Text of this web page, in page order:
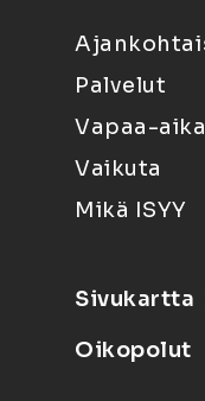
Palvelut
Vapaa-aika
Vaikuta
Mikä ISYY
Sivukartta
Oikopolut